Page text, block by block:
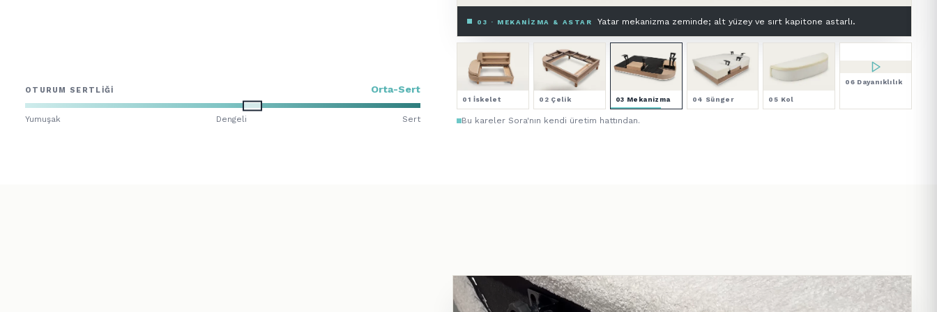
OTURUM SERTLIĞI Orta-Sert
Yumuşak Dengeli Sert
04 · SÜNGER — 4 KATMAN 4 katman: çift 30 DNS yüksek elastikiyetli premium HR sünger.
01 İskelet 02 Çelik 03 Mekanizma 04 Sünger 05 Kol
06 Dayanıklılık
Bu kareler Sora'nın kendi üretim hattından.